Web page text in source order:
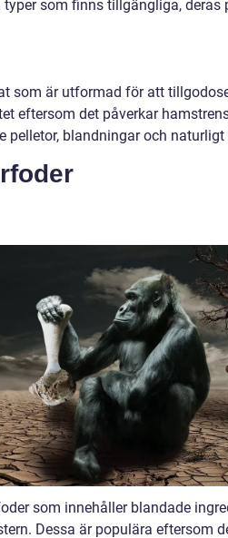
som finns tillgängliga, deras
som är utformad för att
eftersom det påverkar
pelletor, blandningar och naturligt
som innehåller blandade
Dessa är populära eftersom